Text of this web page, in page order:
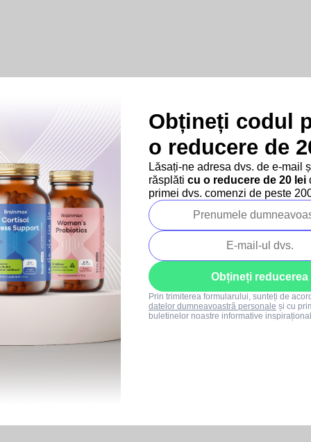
Obțineți codul
o reducere de
Lăsați-ne adresa dvs. de e-mail
răsplăti cu o reducere de 20 lei
primei dvs. comenzi de peste
Obțineți reducerea
Prin trimiterea formularului, sunteți de
datelor dumneavoastră personale și cu
buletinelor noastre informative